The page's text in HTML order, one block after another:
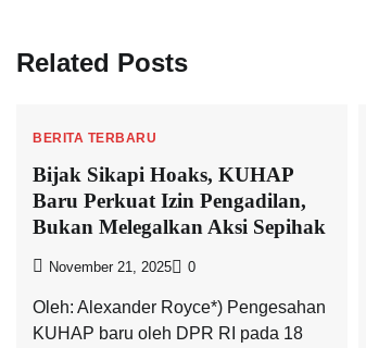
Related Posts
BERITA TERBARU
Bijak Sikapi Hoaks, KUHAP
Baru Perkuat Izin Pengadilan,
Bukan Melegalkan Aksi Sepihak
November 21, 2025 0
Oleh: Alexander Royce*) Pengesahan
KUHAP baru oleh DPR RI pada 18